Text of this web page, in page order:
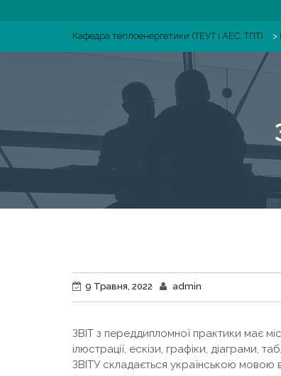
Кафедра теплоенергетики (ТЕУТ і АЕС, ТПТ) >
9 Травня, 2022 admin
ЗВІТ з переддипломної практики має
ілюстрації, ескізи, графіки, діаграми,
ЗВІТУ складається українською мовою